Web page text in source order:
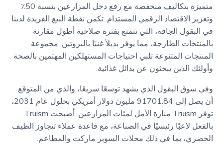
متميزة بتكاليف منخفضة مع رفع دخل المزارعين بنسبة 50٪
وتعزيز الاقتصاد الرقمي المستدام. تكمن نقطة البيع الفريدة لدينا
في البقول الجافة، التي تتمتع بفترة صلاحية أطول مقارنة
بالمنتجات الطازجة، مما يوفر بديلاً غنيًا بالبروتين. مجموعة
المنتجات المتنوعة تلبي احتياجات المستهلكين المهتمين بالصحة
وأولئك الذين يبحثون عن بدائل غذائية.
وفي سوق البقول الذي يشهد توسعًا سريعًا، والذي من المتوقع
أن يصل إلى 91701.84 مليون دولار أمريكي بحلول عام 2031،
توفر Truism منارة الأمل لمئات المزارعين. أصبحت Truism
بالفعل لاعبًا رئيسيًا في الصناعة، مع قاعدة عملاء تتجاوز الطيف
الحضري، بما في ذلك محلات السوبر ماركت والمطاعم.